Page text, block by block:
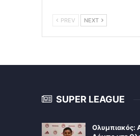
PREV NEXT
SUPER LEAGUE
Ολυμπιακός: